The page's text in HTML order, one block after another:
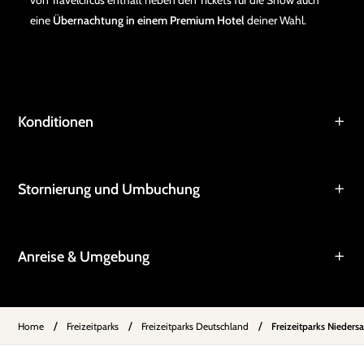
eine Übernachtung in einem Premium Hoteldeiner Wahl.
Konditionen
Stornierung und Umbuchung
Anreise & Umgebung
Home / Freizeitparks / Freizeitparks Deutschland / Freizeitparks